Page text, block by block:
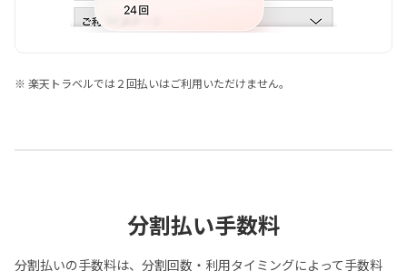
※ 楽天トラベルでは２回払いはご利用いただけません。
分割払い手数料
分割払いの手数料は、分割回数・利用タイミングによって手数料